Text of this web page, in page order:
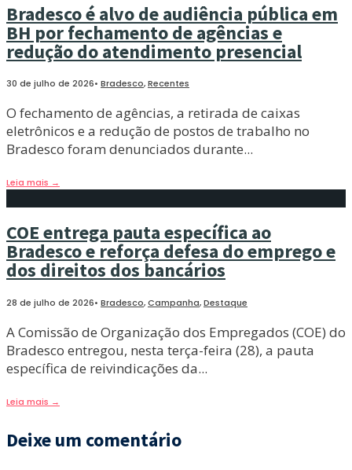
Bradesco é alvo de audiência pública em
BH por fechamento de agências e
redução do atendimento presencial
30 de julho de 2026• Bradesco,Recentes
O fechamento de agências, a retirada de caixas
eletrônicos e a redução de postos de trabalho no
Bradesco foram denunciados durante...
Leia mais →
COE entrega pauta específica ao
Bradesco e reforça defesa do emprego e
dos direitos dos bancários
28 de julho de 2026• Bradesco,Campanha,Destaque
A Comissão de Organização dos Empregados (COE) do
Bradesco entregou, nesta terça-feira (28), a pauta
específica de reivindicações da...
Leia mais →
Deixe um comentário